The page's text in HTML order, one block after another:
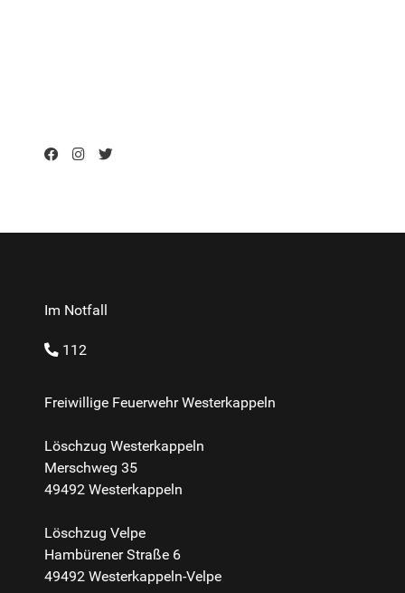
Im Notfall
112
Freiwillige Feuerwehr Westerkappeln
Löschzug Westerkappeln
Merschweg 35
49492 Westerkappeln
Löschzug Velpe
Hambürener Straße 6
49492 Westerkappeln-Velpe